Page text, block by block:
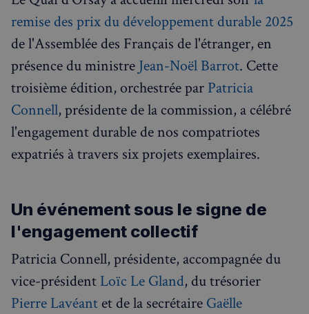
Rechercher dans Français à Londres - Magazine
RECHERCHES POPULAIRES
Annuaire des professionnels
Visites guidées
remise des prix du développement durable 2025
de l'Assemblée des Français de l'étranger, en
présence du ministre Jean-Noël Barrot. Cette
troisième édition, orchestrée par Patricia
Connell, présidente de la commission, a célébré
l'engagement durable de nos compatriotes
expatriés à travers six projets exemplaires.
Un événement sous le signe de
l'engagement collectif
Patricia Connell, présidente, accompagnée du
vice-président Loïc Le Gland, du trésorier
Pierre Lavéant et de la secrétaire Gaëlle